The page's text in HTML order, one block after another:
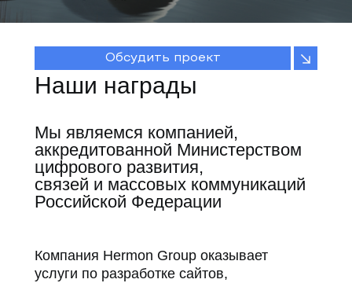
Обсудить проект
Мы являемся компанией,
аккредитованной Министерством
цифрового развития,
связей и массовых коммуникаций
Российской Федерации
Наши награды
Компания Hermon Group оказывает
услуги по разработке сайтов,